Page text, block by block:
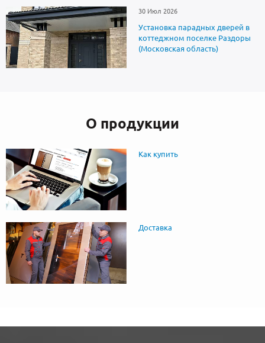
30 Июл 2026
Установка парадных дверей в
коттеджном поселке Раздоры
(Московская область)
О продукции
Как купить
Доставка